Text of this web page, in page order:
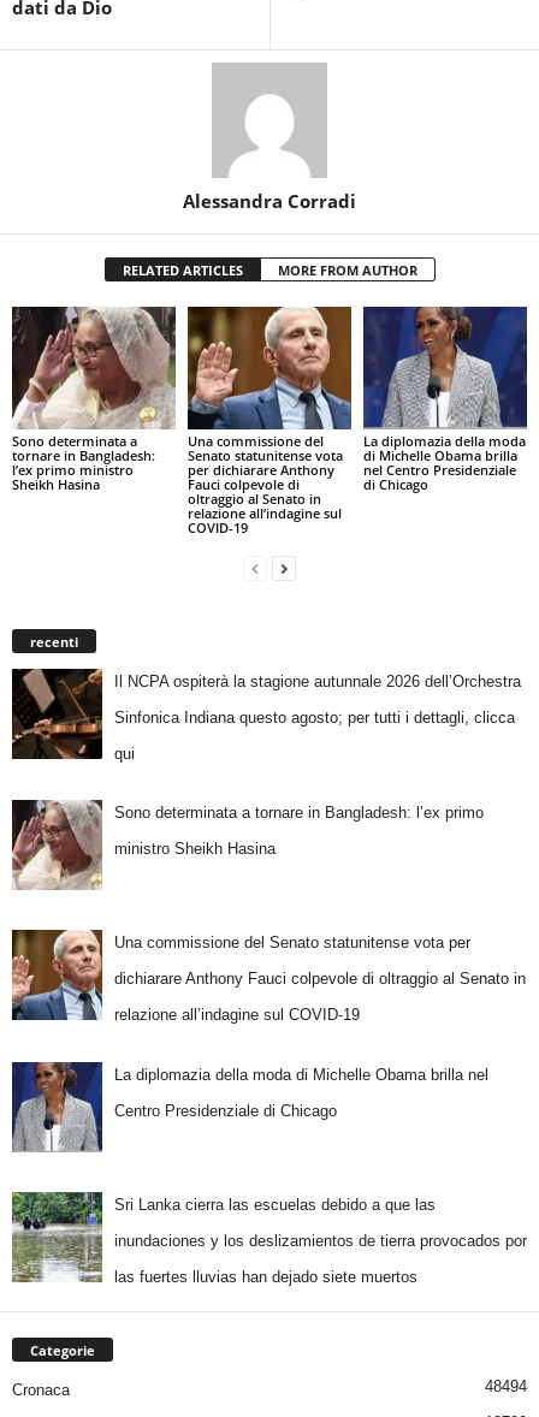
dati da Dio
Alessandra Corradi
RELATED ARTICLES MORE FROM AUTHOR
Sono determinata a
tornare in Bangladesh:
l’ex primo ministro
Sheikh Hasina
Una commissione del
Senato statunitense vota
per dichiarare Anthony
Fauci colpevole di
oltraggio al Senato in
relazione all’indagine sul
COVID-19
La diplomazia della moda
di Michelle Obama brilla
nel Centro Presidenziale
di Chicago
recenti
Il NCPA ospiterà la stagione autunnale 2026 dell’Orchestra
Sinfonica Indiana questo agosto; per tutti i dettagli, clicca
qui
Sono determinata a tornare in Bangladesh: l’ex primo
ministro Sheikh Hasina
Una commissione del Senato statunitense vota per
dichiarare Anthony Fauci colpevole di oltraggio al Senato in
relazione all’indagine sul COVID-19
La diplomazia della moda di Michelle Obama brilla nel
Centro Presidenziale di Chicago
Sri Lanka cierra las escuelas debido a que las
inundaciones y los deslizamientos de tierra provocados por
las fuertes lluvias han dejado siete muertos
Categorie
Cronaca 48494